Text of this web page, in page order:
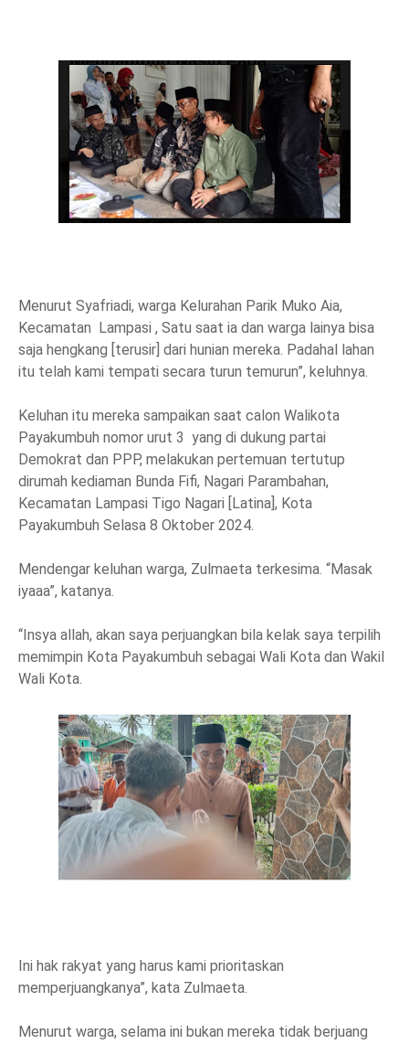
Menurut Syafriadi, warga Kelurahan Parik Muko Aia,
Kecamatan Lampasi , Satu saat ia dan warga lainya bisa
saja hengkang [terusir] dari hunian mereka. Padahal lahan
itu telah kami tempati secara turun temurun”, keluhnya.
Keluhan itu mereka sampaikan saat calon Walikota
Payakumbuh nomor urut 3 yang di dukung partai
Demokrat dan PPP, melakukan pertemuan tertutup
dirumah kediaman Bunda Fifi, Nagari Parambahan,
Kecamatan Lampasi Tigo Nagari [Latina], Kota
Payakumbuh Selasa 8 Oktober 2024.
Mendengar keluhan warga, Zulmaeta terkesima. “Masak
iyaaa”, katanya.
“Insya allah, akan saya perjuangkan bila kelak saya terpilih
memimpin Kota Payakumbuh sebagai Wali Kota dan Wakil
Wali Kota.
Ini hak rakyat yang harus kami prioritaskan
memperjuangkanya”, kata Zulmaeta.
Menurut warga, selama ini bukan mereka tidak berjuang